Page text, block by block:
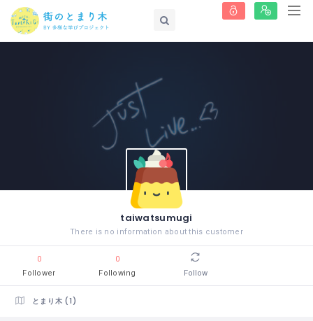
taiwatsumugi
There is no information about this customer
0
Follower
0
Following
Follow
とまり木 (1)